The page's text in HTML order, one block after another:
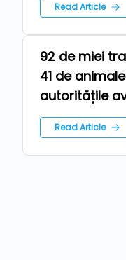
Read Article
Farm
92 de miei
41 de
autoritățile
risc
Read Article